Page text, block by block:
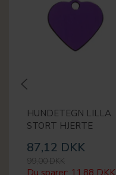
HUNDETEGN LILLA
STORT HJERTE
87,12 DKK
99,00 DKK